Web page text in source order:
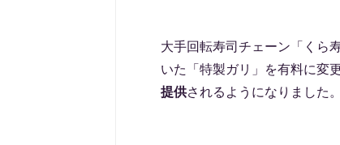
大手回転寿司チェーン「くら
いた「特製ガリ」を有料に変
提供されるようになりました。